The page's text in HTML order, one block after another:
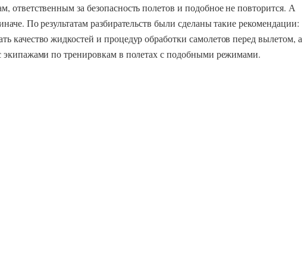
ответственным за безопасность полетов и подобное не повторится. А
По результатам разбирательств были сделаны такие рекомендации:
качество жидкостей и процедур обработки самолетов перед вылетом, а
экипажами по тренировкам в полетах с подобными режимами.